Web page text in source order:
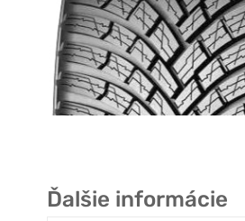
Ďalšie informácie